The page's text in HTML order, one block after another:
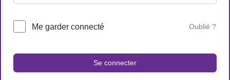
Me garder connecté Oublié ?
Se connecter